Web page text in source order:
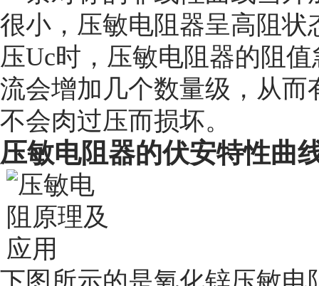
很小，压敏电阻器呈高阻状
压Uc时，压敏电阻器的阻
流会增加几个数量级，从
不会肉过压而损坏。
压敏电阻器的伏安特性曲